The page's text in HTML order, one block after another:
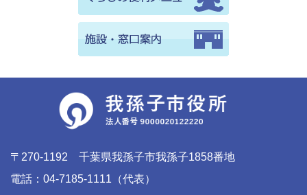
〒270-1192 千葉県我孫子市我孫子1858番地
電話：04-7185-1111（代表）